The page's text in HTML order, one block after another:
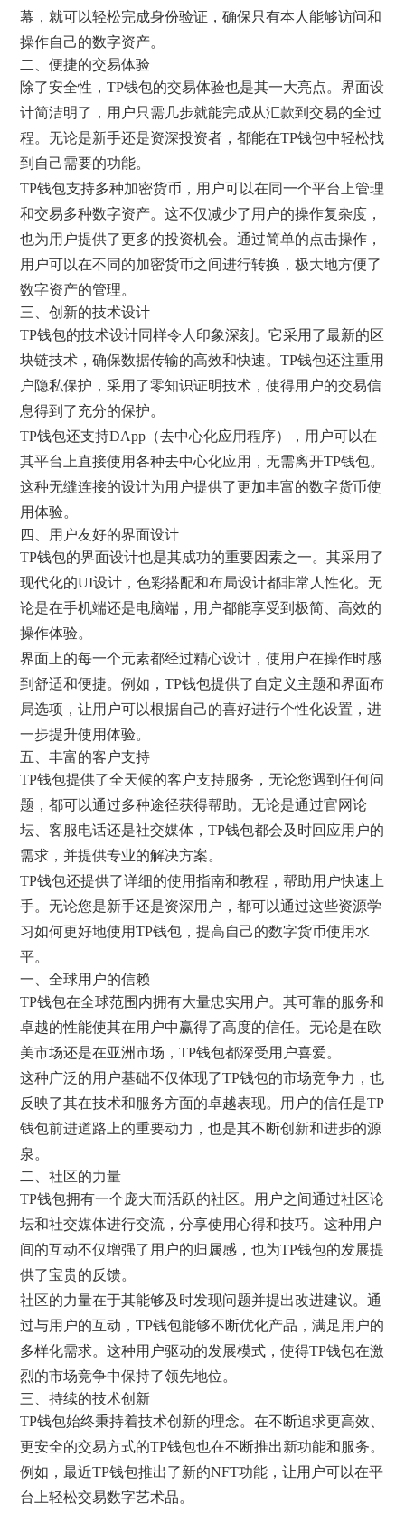
幕，就可以轻松完成身份验证，确保只有本人能够访问和
操作自己的数字资产。
二、便捷的交易体验
除了安全性，TP钱包的交易体验也是其一大亮点。界面设
计简洁明了，用户只需几步就能完成从汇款到交易的全过
程。无论是新手还是资深投资者，都能在TP钱包中轻松找
到自己需要的功能。
TP钱包支持多种加密货币，用户可以在同一个平台上管理
和交易多种数字资产。这不仅减少了用户的操作复杂度，
也为用户提供了更多的投资机会。通过简单的点击操作，
用户可以在不同的加密货币之间进行转换，极大地方便了
数字资产的管理。
三、创新的技术设计
TP钱包的技术设计同样令人印象深刻。它采用了最新的区
块链技术，确保数据传输的高效和快速。TP钱包还注重用
户隐私保护，采用了零知识证明技术，使得用户的交易信
息得到了充分的保护。
TP钱包还支持DApp（去中心化应用程序），用户可以在
其平台上直接使用各种去中心化应用，无需离开TP钱包。
这种无缝连接的设计为用户提供了更加丰富的数字货币使
用体验。
四、用户友好的界面设计
TP钱包的界面设计也是其成功的重要因素之一。其采用了
现代化的UI设计，色彩搭配和布局设计都非常人性化。无
论是在手机端还是电脑端，用户都能享受到极简、高效的
操作体验。
界面上的每一个元素都经过精心设计，使用户在操作时感
到舒适和便捷。例如，TP钱包提供了自定义主题和界面布
局选项，让用户可以根据自己的喜好进行个性化设置，进
一步提升使用体验。
五、丰富的客户支持
TP钱包提供了全天候的客户支持服务，无论您遇到任何问
题，都可以通过多种途径获得帮助。无论是通过官网论
坛、客服电话还是社交媒体，TP钱包都会及时回应用户的
需求，并提供专业的解决方案。
TP钱包还提供了详细的使用指南和教程，帮助用户快速上
手。无论您是新手还是资深用户，都可以通过这些资源学
习如何更好地使用TP钱包，提高自己的数字货币使用水
平。
一、全球用户的信赖
TP钱包在全球范围内拥有大量忠实用户。其可靠的服务和
卓越的性能使其在用户中赢得了高度的信任。无论是在欧
美市场还是在亚洲市场，TP钱包都深受用户喜爱。
这种广泛的用户基础不仅体现了TP钱包的市场竞争力，也
反映了其在技术和服务方面的卓越表现。用户的信任是TP
钱包前进道路上的重要动力，也是其不断创新和进步的源
泉。
二、社区的力量
TP钱包拥有一个庞大而活跃的社区。用户之间通过社区论
坛和社交媒体进行交流，分享使用心得和技巧。这种用户
间的互动不仅增强了用户的归属感，也为TP钱包的发展提
供了宝贵的反馈。
社区的力量在于其能够及时发现问题并提出改进建议。通
过与用户的互动，TP钱包能够不断优化产品，满足用户的
多样化需求。这种用户驱动的发展模式，使得TP钱包在激
烈的市场竞争中保持了领先地位。
三、持续的技术创新
TP钱包始终秉持着技术创新的理念。在不断追求更高效、
更安全的交易方式的TP钱包也在不断推出新功能和服务。
例如，最近TP钱包推出了新的NFT功能，让用户可以在平
台上轻松交易数字艺术品。